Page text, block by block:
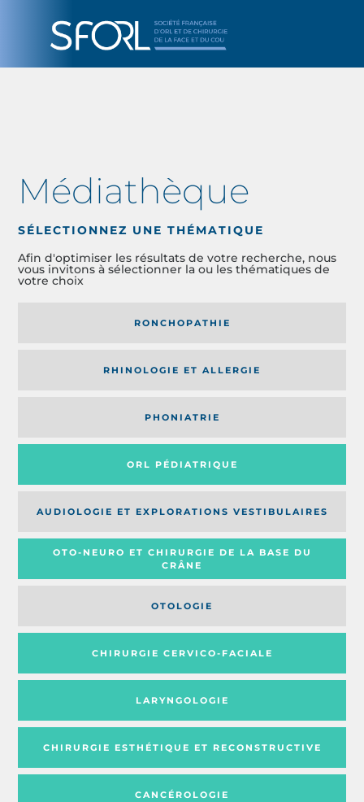
Médiathèque
SÉLECTIONNEZ UNE THÉMATIQUE
Afin d'optimiser les résultats de votre recherche, nous
vous invitons à sélectionner la ou les thématiques de
votre choix
RONCHOPATHIE
RHINOLOGIE ET ALLERGIE
PHONIATRIE
ORL PÉDIATRIQUE
AUDIOLOGIE ET EXPLORATIONS VESTIBULAIRES
OTO-NEURO ET CHIRURGIE DE LA BASE DU
CRÂNE
OTOLOGIE
CHIRURGIE CERVICO-FACIALE
LARYNGOLOGIE
CHIRURGIE ESTHÉTIQUE ET RECONSTRUCTIVE
CANCÉROLOGIE